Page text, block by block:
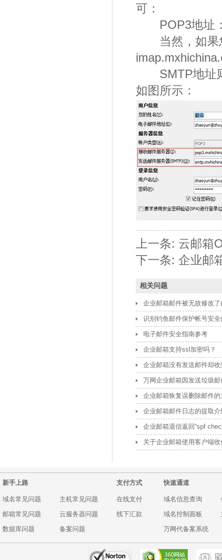
可：
POP3地址：
当然，如果
SMTP地址则
如图所示：
上一条: 云邮箱
下一条: 企业邮
相关问题
企业邮箱邮件被无故修改了
识别钓鱼邮件保护帐号安全
电子邮件安全指南参考
企业邮箱支持ssl加密吗？
企业邮箱没有发送邮件却
万网企业邮箱因发送垃圾
企业邮箱恢复误删除邮件的
企业邮箱邮件日志的提取介
企业邮箱退信返回“spf
关于企业邮箱使用客户端
新手上路 支付方式 快速通道
域名常见问题 主机常见问题 在线支付 域名信息查询
邮箱常见问题
云服务器问题 线下汇款 域名控制面板
数据库问题
备案问题 万网代备案系统